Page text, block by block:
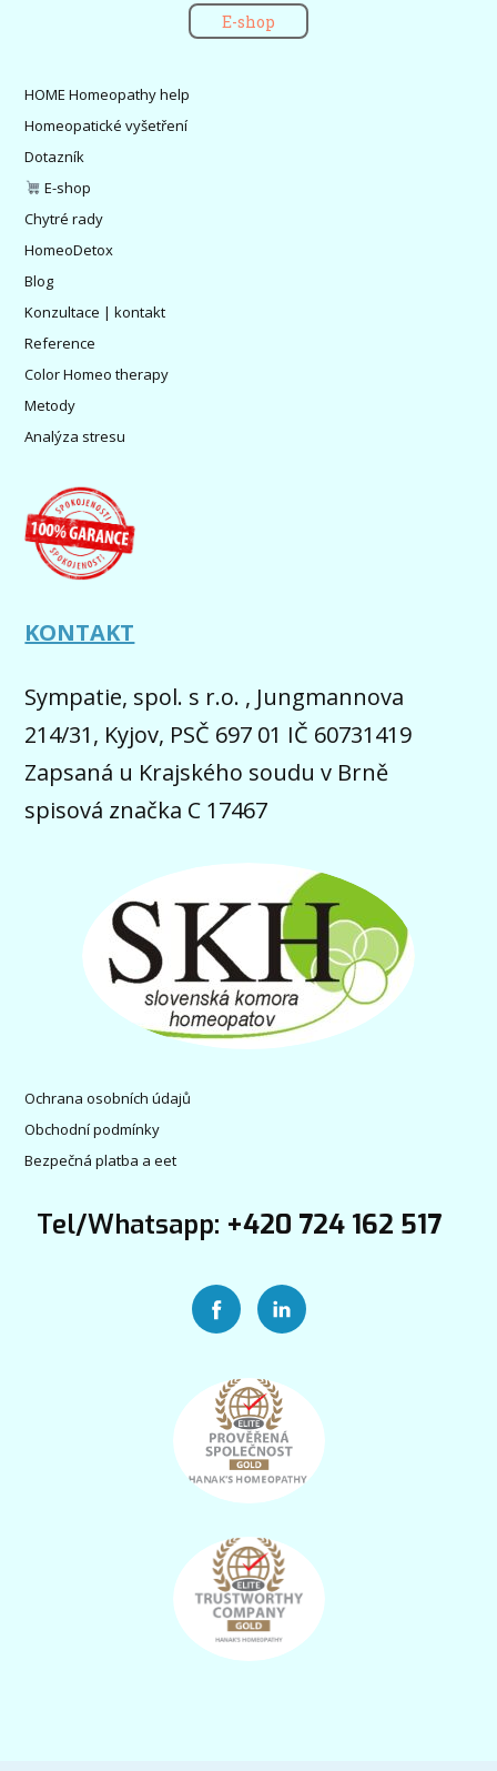
E-shop
HOME Homeopathy help
Homeopatické vyšetření
Dotazník
E-shop
Chytré rady
HomeoDetox
Blog
Konzultace | kontakt
Reference
Color Homeo therapy
Metody
Analýza stresu
KONTAKT
Sympatie, spol. s r.o. , Jungmannova
214/31, Kyjov, PSČ 697 01 IČ 60731419
Zapsaná u Krajského soudu v Brně
spisová značka C 17467
Ochrana osobních údajů
Obchodní podmínky
Bezpečná platba a eet
Tel/Whatsapp: +420 724 162 517